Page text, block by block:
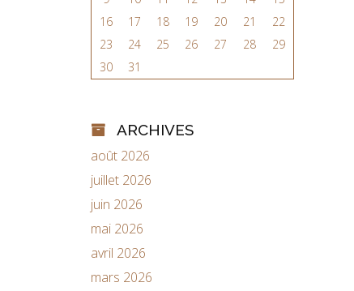
16
17 18 19 20 21
22
23
24 25 26 27 28
29
30
31
ARCHIVES
août 2026
juillet 2026
juin 2026
mai 2026
avril 2026
mars 2026